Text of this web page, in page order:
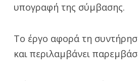
υπογραφή της σύμβασης.
Το έργο αφορά τη
και περιλαμβάνει